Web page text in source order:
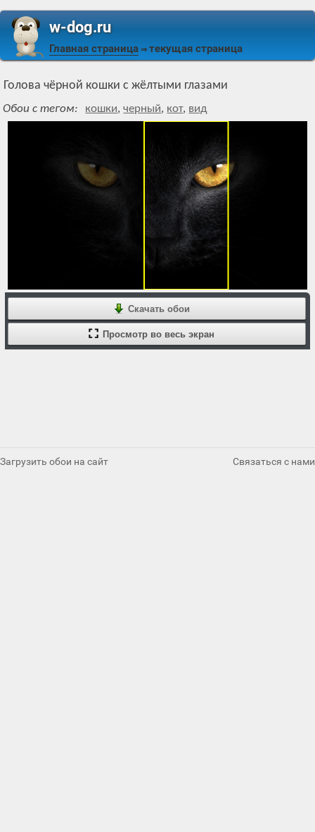
w-dog.ru
Главная страница ⇒ текущая страница
Голова чёрной кошки с жёлтыми глазами
Обои с тегом: кошки,черный, кот, вид
Скачать обои
Просмотр во весь экран
Загрузить обои на сайт Связаться с нами